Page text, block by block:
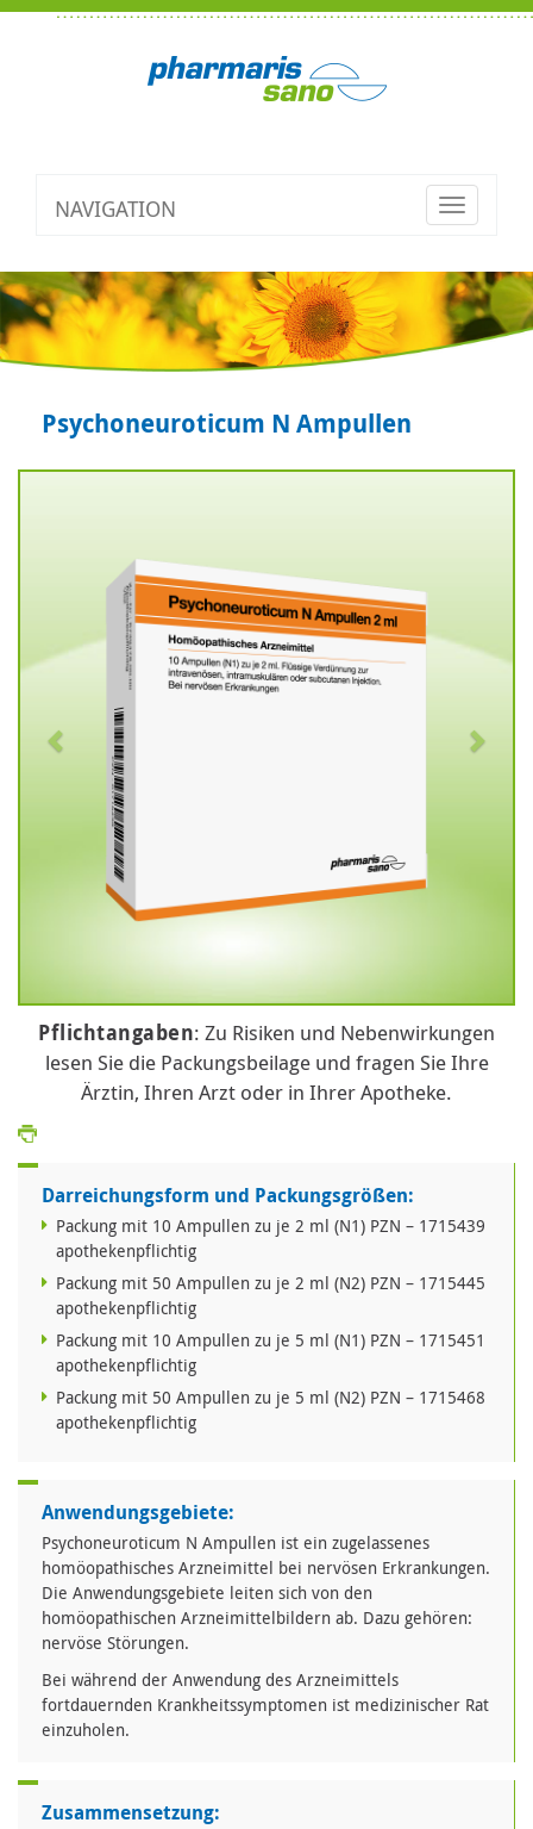
NAVIGATION
Toggle
Psychoneuroticum N Ampullen
Pflichtangaben: Zu Risiken und Nebenwirkungen
lesen Sie die Packungsbeilage und fragen Sie Ihre
Ärztin, Ihren Arzt oder in Ihrer Apotheke.
Darreichungsform und Packungsgrößen:
Packung mit 10 Ampullen zu je 2 ml (N1) PZN – 1715439
apothekenpflichtig
Packung mit 50 Ampullen zu je 2 ml (N2) PZN – 1715445
apothekenpflichtig
Packung mit 10 Ampullen zu je 5 ml (N1) PZN – 1715451
apothekenpflichtig
Packung mit 50 Ampullen zu je 5 ml (N2) PZN – 1715468
apothekenpflichtig
Anwendungsgebiete:
Psychoneuroticum N Ampullen ist ein zugelassenes
homöopathisches Arzneimittel bei nervösen Erkrankungen.
Die Anwendungsgebiete leiten sich von den
homöopathischen Arzneimittelbildern ab. Dazu gehören:
nervöse Störungen.
Bei während der Anwendung des Arzneimittels
fortdauernden Krankheitssymptomen ist medizinischer Rat
einzuholen.
Zusammensetzung: